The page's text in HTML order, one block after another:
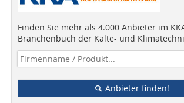
Finden Sie mehr als 4.000 Anbieter im
Branchenbuch der Kälte- und
Anbieter finden!